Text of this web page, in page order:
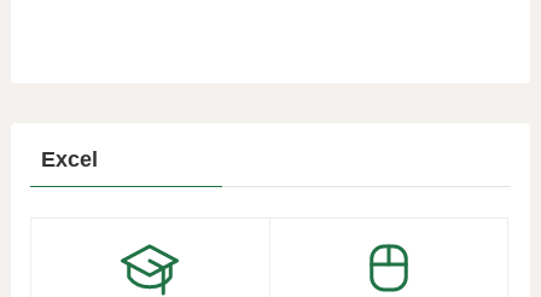
Excel